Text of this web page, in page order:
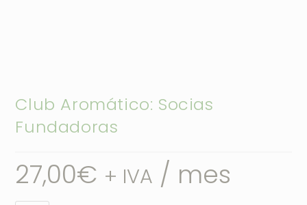
Club Aromático: Socias
Fundadoras
27,00€ + IVA / mes